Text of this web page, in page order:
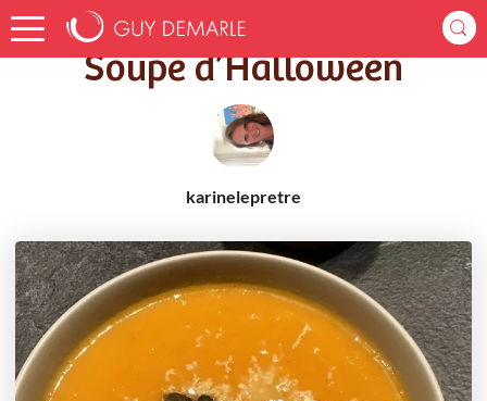
Accueil Recettes Soupe d’Halloween
Soupe d’Halloween
karinelepretre